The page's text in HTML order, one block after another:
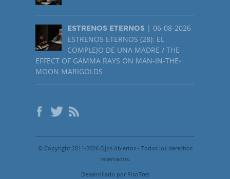
ESTRENOS ETERNOS | 06-08-2026
ESTRENOS ETERNOS (28): EL
COMPLEJO DE UNA MADRE / THE
EFFECT OF GAMMA RAYS ON MAN-IN-THE-
MOON MARIGOLDS
© Copyright 2011-2026 Ojos Abiertos - Todos los derechos
reservados.
Desarrollado por PisoTres